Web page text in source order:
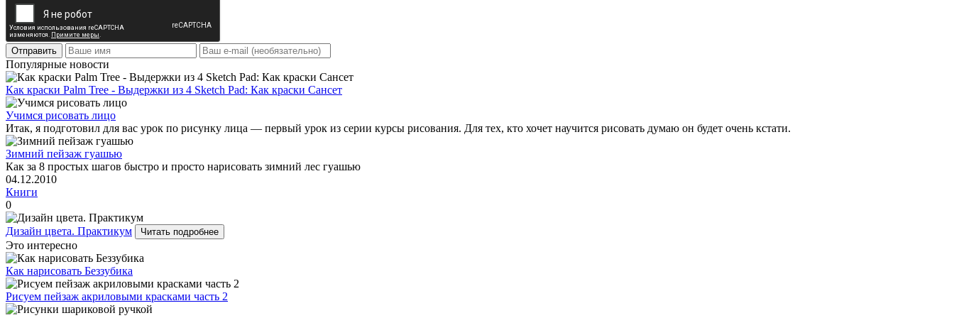
Отправить
Популярные новости
Как краски Palm Tree - Выдержки из 4 Sketch Pad: Как краски Сансет
Учимся рисовать лицо
Итак, я подготовил для вас урок по рисунку лица — первый урок из серии курсы рисования. Для тех, кто хочет научится рисовать думаю он будет очень кстати.
Зимний пейзаж гуашью
Как за 8 простых шагов быстро и просто нарисовать зимний лес гуашью
04.12.2010
Книги
0
Дизайн цвета. Практикум Читать подробнее
Это интересно
Как нарисовать Беззубика
Рисуем пейзаж акриловыми красками часть 2